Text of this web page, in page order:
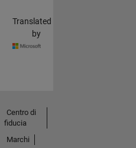
Translated
by
Centro di
fiducia
Marchi